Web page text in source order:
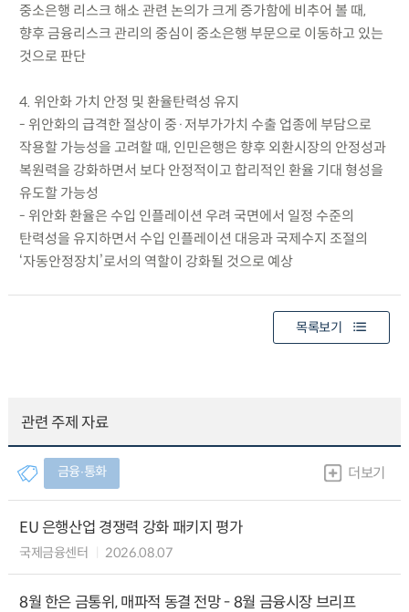
중소은행 리스크 해소 관련 논의가 크게 증가함에 비추어 볼 때,
향후 금융리스크 관리의 중심이 중소은행 부문으로 이동하고 있는
것으로 판단
4. 위안화 가치 안정 및 환율탄력성 유지
- 위안화의 급격한 절상이 중·저부가가치 수출 업종에 부담으로
작용할 가능성을 고려할 때, 인민은행은 향후 외환시장의 안정성과
복원력을 강화하면서 보다 안정적이고 합리적인 환율 기대 형성을
유도할 가능성
- 위안화 환율은 수입 인플레이션 우려 국면에서 일정 수준의
탄력성을 유지하면서 수입 인플레이션 대응과 국제수지 조절의
‘자동안정장치’로서의 역할이 강화될 것으로 예상
목록보기
관련 주제 자료
금융∙통화 더보기
EU 은행산업 경쟁력 강화 패키지 평가
국제금융센터 2026.08.07
8월 한은 금통위, 매파적 동결 전망 - 8월 금융시장 브리프